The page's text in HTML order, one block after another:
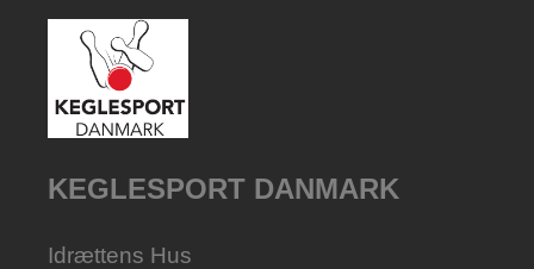
KEGLESPORT DANMARK
Idrættens Hus